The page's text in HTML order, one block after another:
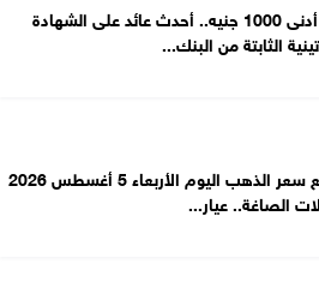
بحد أدنى 1000 جنيه.. أحدث عائد على الشهادة
الثابتة من البنك...
تراجع سعر الذهب اليوم الأربعاء 5 أغسطس 2026
الصاغة.. عيار...